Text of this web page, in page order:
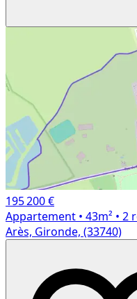
195 200 €
Appartement • 43m² • 2
Arès, Gironde, (33740)